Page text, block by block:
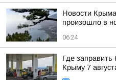
Новости
произошло в
06:24
Где заправить
Крыму 7